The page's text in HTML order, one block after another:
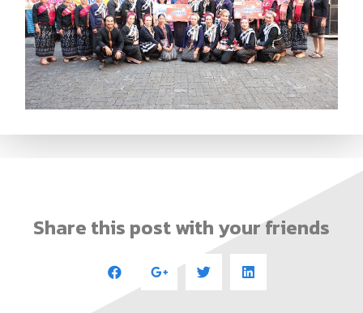
Share this post with your friends